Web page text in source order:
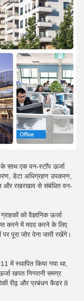
के साथ एक वन-स्टॉप ऊर्जा
डेटा अधिग्रहण उपकरण,
और रखरखाव से संबंधित वन-
को वैज्ञानिक ऊर्जा
करने में मदद करने के लिए
पूरा जोर देना जारी रखेंगे।
में स्थापित किया गया था,
खपत निगरानी समग्र
रीढ़ और प्रबंधन कैडर 8